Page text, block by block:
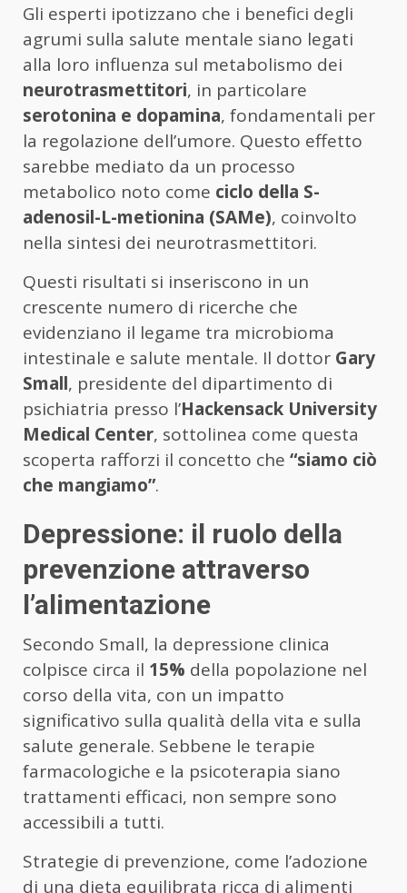
Gli esperti ipotizzano che i benefici degli
agrumi sulla salute mentale siano legati
alla loro influenza sul metabolismo dei
neurotrasmettitori, in particolare
serotonina e dopamina, fondamentali per
la regolazione dell’umore. Questo effetto
sarebbe mediato da un processo
metabolico noto come ciclo della S-
adenosil-L-metionina (SAMe), coinvolto
nella sintesi dei neurotrasmettitori.
Questi risultati si inseriscono in un
crescente numero di ricerche che
evidenziano il legame tra microbioma
intestinale e salute mentale. Il dottor Gary
Small, presidente del dipartimento di
psichiatria presso l’Hackensack University
Medical Center, sottolinea come questa
scoperta rafforzi il concetto che “siamo ciò
che mangiamo”.
Depressione: il ruolo della
prevenzione attraverso
l’alimentazione
Secondo Small, la depressione clinica
colpisce circa il 15% della popolazione nel
corso della vita, con un impatto
significativo sulla qualità della vita e sulla
salute generale. Sebbene le terapie
farmacologiche e la psicoterapia siano
trattamenti efficaci, non sempre sono
accessibili a tutti.
Strategie di prevenzione, come l’adozione
di una dieta equilibrata ricca di alimenti